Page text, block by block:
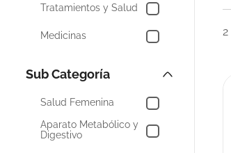
Tratamientos y Salud
Medicinas
Salud Femenina
Aparato Metabólico y
Digestivo
2